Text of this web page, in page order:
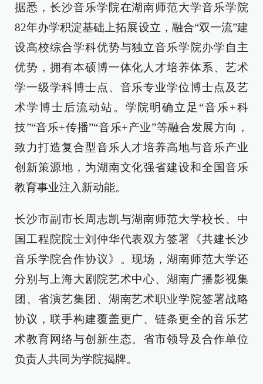
据悉，长沙音乐学院在湖南师范大学音乐学院
82年办学积淀基础上拓展设立，融合“双一流”建
设高校综合学科优势与独立音乐学院办学自主
优势，拥有本硕博一体化人才培养体系、艺术
学一级学科博士点、音乐专业学位博士点及艺
术学博士后流动站。学院明确立足“音乐+科
技”“音乐+传播”“音乐+产业”等融合发展方向，
致力打造复合型音乐人才培养高地与音乐产业
创新策源地，为湖南文化强省建设和全国音乐
教育事业注入新动能。
长沙市副市长周志凯与湖南师范大学校长、中
国工程院院士刘仲华代表双方签署《共建长沙
音乐学院合作协议》。现场，湖南师范大学还
分别与上海大剧院艺术中心、湖南广播影视集
团、省演艺集团、湖南艺术职业学院签署战略
协议，联手构建覆盖更广、链条更全的音乐艺
术教育网络与创新生态。省市领导及合作单位
负责人共同为学院揭牌。